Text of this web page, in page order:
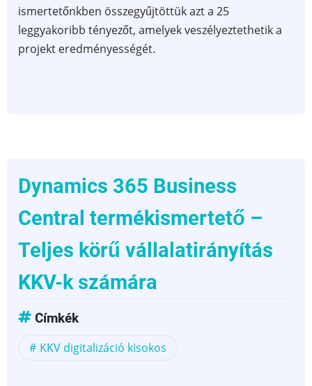
sodorhat
egy
ERP
ismertetőnkben összegyűjtöttük azt a 25
leggyakoribb tényezőt, amelyek veszélyeztethetik a
projekt eredményességét.
Dynamics 365 Business
Central termékismertető –
Teljes körű vállalatirányítás
KKV-k számára
Címkék
KKV digitalizáció kisokos